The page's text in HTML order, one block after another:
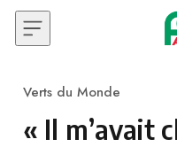
Skip to content
Category
Verts du Monde
« Il m’avait